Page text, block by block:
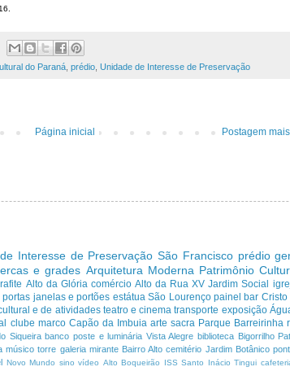
do Paraná, prédio, Unidade de Interesse de Preservação
Postagem
Página inicial
Interesse de Preservação São Francisco prédio
e grades Arquitetura Moderna Patrimônio
Alto da Glória comércio Alto da Rua XV Jardim Social
portas janelas e portões estátua São Lourenço painel bar Cristo
e de atividades teatro e cinema transporte exposição
clube marco Capão da Imbuia arte sacra Parque Barreirinha
Siqueira banco poste e luminária Vista Alegre biblioteca Bigorrilho
músico torre galeria mirante Bairro Alto cemitério Jardim Botânico
Novo Mundo sino vídeo Alto Boqueirão ISS Santo Inácio Tingui